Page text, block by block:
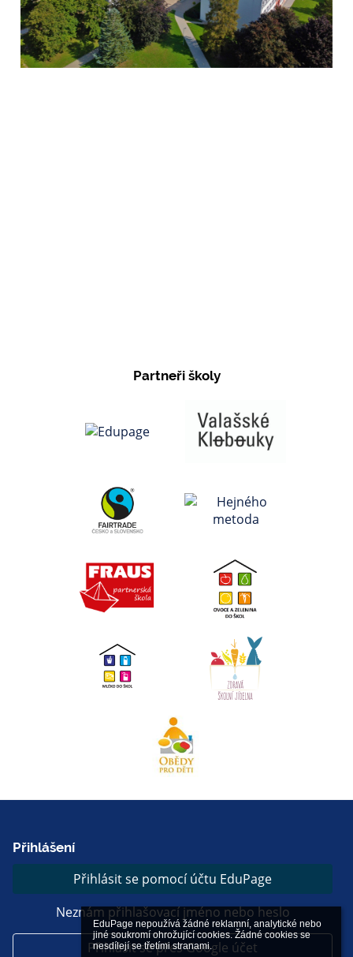
EduPage nepoužívá žádné reklamní, analytické nebo
jiné soukromí ohrožující cookies. Žádné cookies se
nesdílejí se třetími stranami.
Partneři školy
Přihlášení
Přihlásit se pomocí účtu EduPage
Neznám přihlašovací jméno nebo heslo
Přihlásit se přes Google účet